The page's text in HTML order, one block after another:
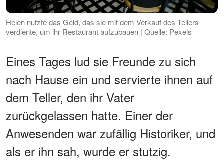
Helen nutzte das Geld, das sie mit dem Verkauf des Tellers
verdiente, um ihr Restaurant aufzubauen | Quelle: Pexels
Eines Tages lud sie Freunde zu sich
nach Hause ein und servierte ihnen auf
dem Teller, den ihr Vater
zurückgelassen hatte. Einer der
Anwesenden war zufällig Historiker, und
als er ihn sah, wurde er stutzig.